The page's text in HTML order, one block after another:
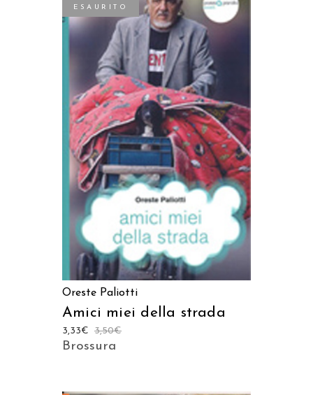
ESAURITO
LEGGI TUTTO
Oreste Paliotti
Amici miei della strada
3,50€
3,33€
Brossura